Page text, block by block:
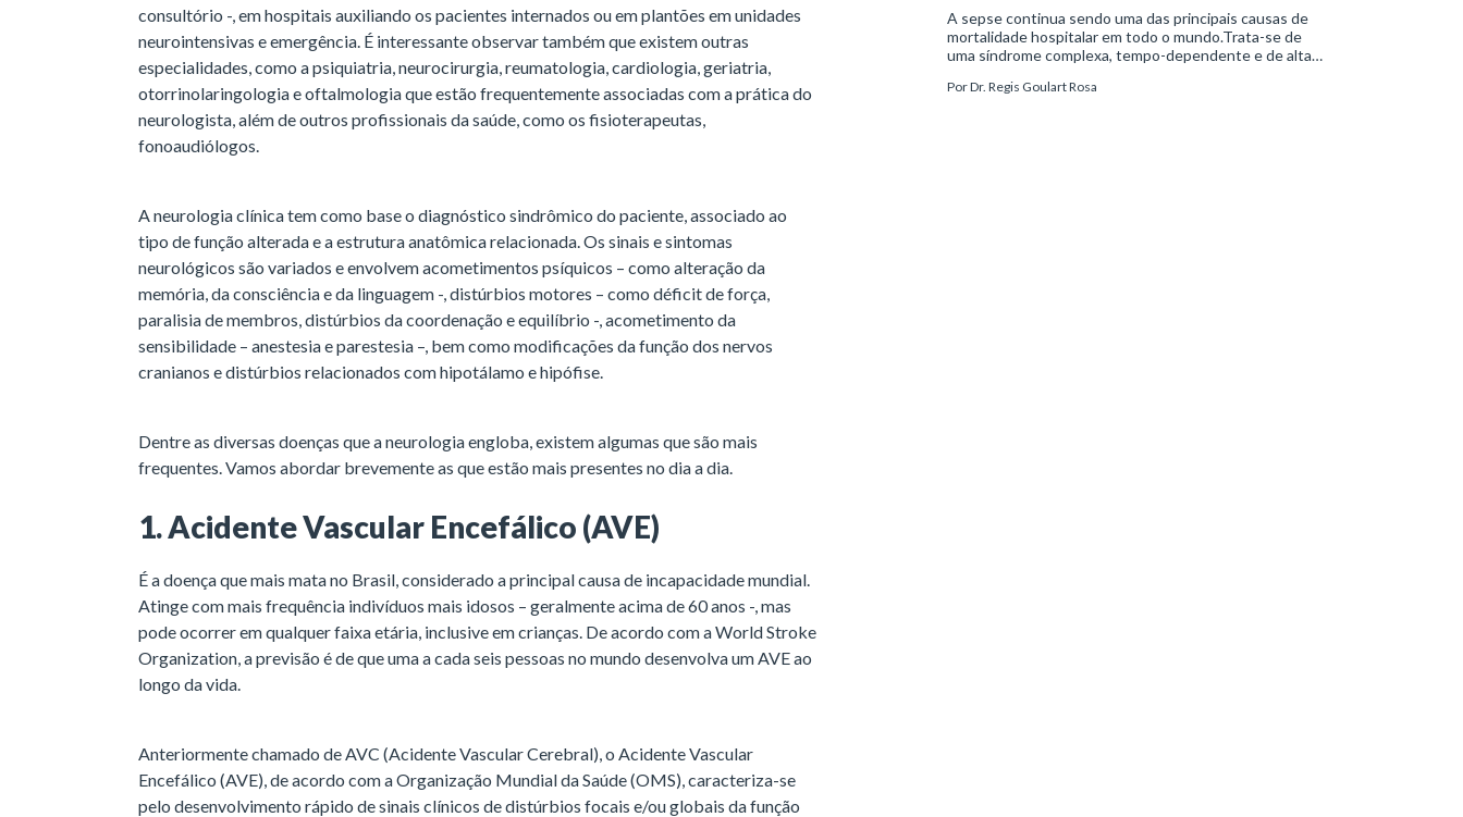
consultório -, em hospitais auxiliando os pacientes internados ou em plantões em unidades
neurointensivas e emergência. É interessante observar também que existem outras
especialidades, como a psiquiatria, neurocirurgia, reumatologia, cardiologia, geriatria,
otorrinolaringologia e oftalmologia que estão frequentemente associadas com a prática do
neurologista, além de outros profissionais da saúde, como os fisioterapeutas,
fonoaudiólogos.
A neurologia clínica tem como base o diagnóstico sindrômico do paciente, associado ao
tipo de função alterada e a estrutura anatômica relacionada. Os sinais e sintomas
neurológicos são variados e envolvem acometimentos psíquicos – como alteração da
memória, da consciência e da linguagem -, distúrbios motores – como déficit de força,
paralisia de membros, distúrbios da coordenação e equilíbrio -, acometimento da
sensibilidade – anestesia e parestesia –, bem como modificações da função dos nervos
cranianos e distúrbios relacionados com hipotálamo e hipófise.
Dentre as diversas doenças que a neurologia engloba, existem algumas que são mais
frequentes. Vamos abordar brevemente as que estão mais presentes no dia a dia.
1. Acidente Vascular Encefálico (AVE)
É a doença que mais mata no Brasil, considerado a principal causa de incapacidade mundial.
Atinge com mais frequência indivíduos mais idosos – geralmente acima de 60 anos -, mas
pode ocorrer em qualquer faixa etária, inclusive em crianças. De acordo com a World Stroke
Organization, a previsão é de que uma a cada seis pessoas no mundo desenvolva um AVE ao
longo da vida.
Anteriormente chamado de AVC (Acidente Vascular Cerebral), o Acidente Vascular
Encefálico (AVE), de acordo com a Organização Mundial da Saúde (OMS), caracteriza-se
pelo desenvolvimento rápido de sinais clínicos de distúrbios focais e/ou globais da função
A sepse continua sendo uma das principais causas de
mortalidade hospitalar em todo o mundo.Trata-se de
uma síndrome complexa, tempo-dependente e de alta
manejo estruturado são determinantes para o desfe
PorDr. Regis Goulart Rosa